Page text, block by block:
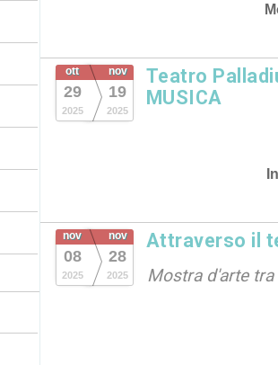
ott
29
2025
nov
19
2025
Teatro
MUSICA
nov
08
2025
nov
28
2025
Attraverso il
Mostra d'arte